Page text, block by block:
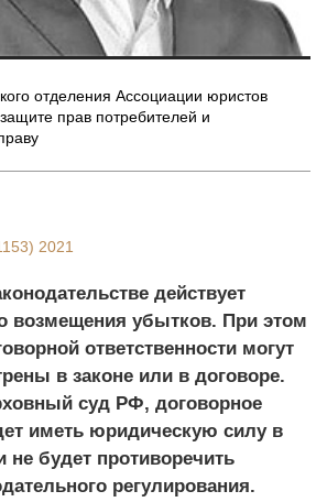
отделения Ассоциации юристов
прав потребителей и
2021
действует
возмещения убытков. При этом
ответственности могут
в законе или в договоре.
суд РФ, договорное
иметь юридическую силу в
не будет противоречить
регулирования.